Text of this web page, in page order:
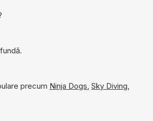
precum Ninja Dogs, Sky Diving,